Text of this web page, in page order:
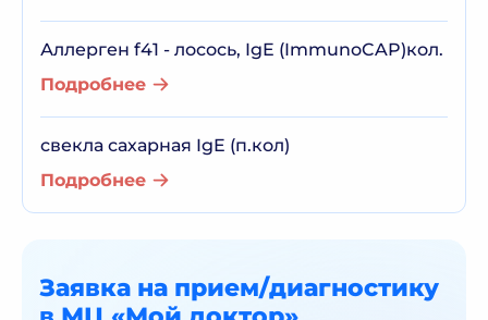
Аллерген f41 - лосось, IgE (ImmunoCAP)кол.
Подробнее
свекла сахарная IgE (п.кол)
Подробнее
Заявка на прием/диагностику